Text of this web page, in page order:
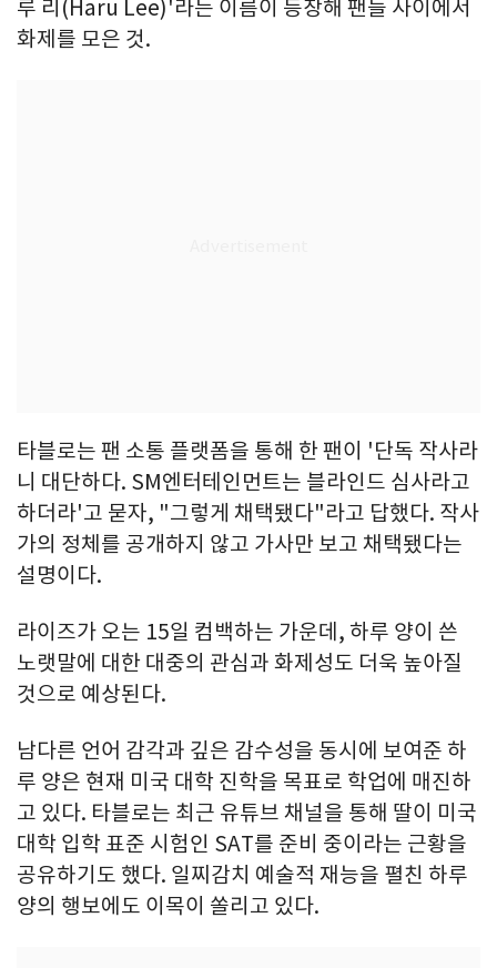
루 리(Haru Lee)'라는 이름이 등장해 팬들 사이에서
화제를 모은 것.
타블로는 팬 소통 플랫폼을 통해 한 팬이 '단독 작사라
니 대단하다. SM엔터테인먼트는 블라인드 심사라고
하더라'고 묻자, "그렇게 채택됐다"라고 답했다. 작사
가의 정체를 공개하지 않고 가사만 보고 채택됐다는
설명이다.
라이즈가 오는 15일 컴백하는 가운데, 하루 양이 쓴
노랫말에 대한 대중의 관심과 화제성도 더욱 높아질
것으로 예상된다.
남다른 언어 감각과 깊은 감수성을 동시에 보여준 하
루 양은 현재 미국 대학 진학을 목표로 학업에 매진하
고 있다. 타블로는 최근 유튜브 채널을 통해 딸이 미국
대학 입학 표준 시험인 SAT를 준비 중이라는 근황을
공유하기도 했다. 일찌감치 예술적 재능을 펼친 하루
양의 행보에도 이목이 쏠리고 있다.